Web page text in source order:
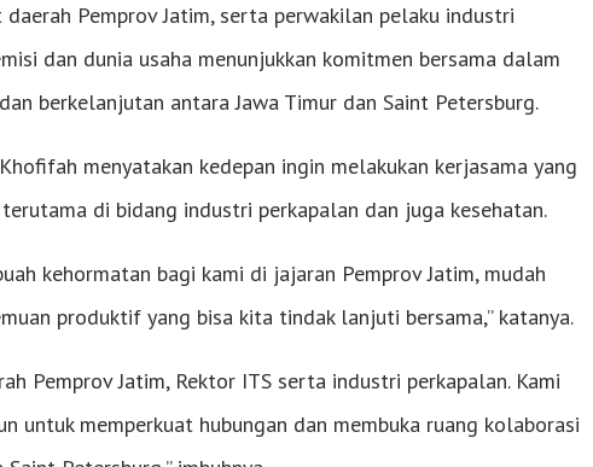
Pemprov Jatim, serta perwakilan pelaku industri
dan dunia usaha menunjukkan komitmen bersama dalam
berkelanjutan antara Jawa Timur dan Saint Petersburg.
menyatakan kedepan ingin melakukan kerjasama yang
di bidang industri perkapalan dan juga kesehatan.
kehormatan bagi kami di jajaran Pemprov Jatim, mudah
produktif yang bisa kita tindak lanjuti bersama,” katanya.
Pemprov Jatim, Rektor ITS serta industri perkapalan. Kami
untuk memperkuat hubungan dan membuka ruang kolaborasi